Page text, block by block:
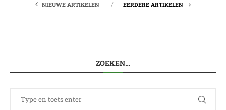
NIEUWE ARTIKELEN EERDERE ARTIKELEN
ZOEKEN…